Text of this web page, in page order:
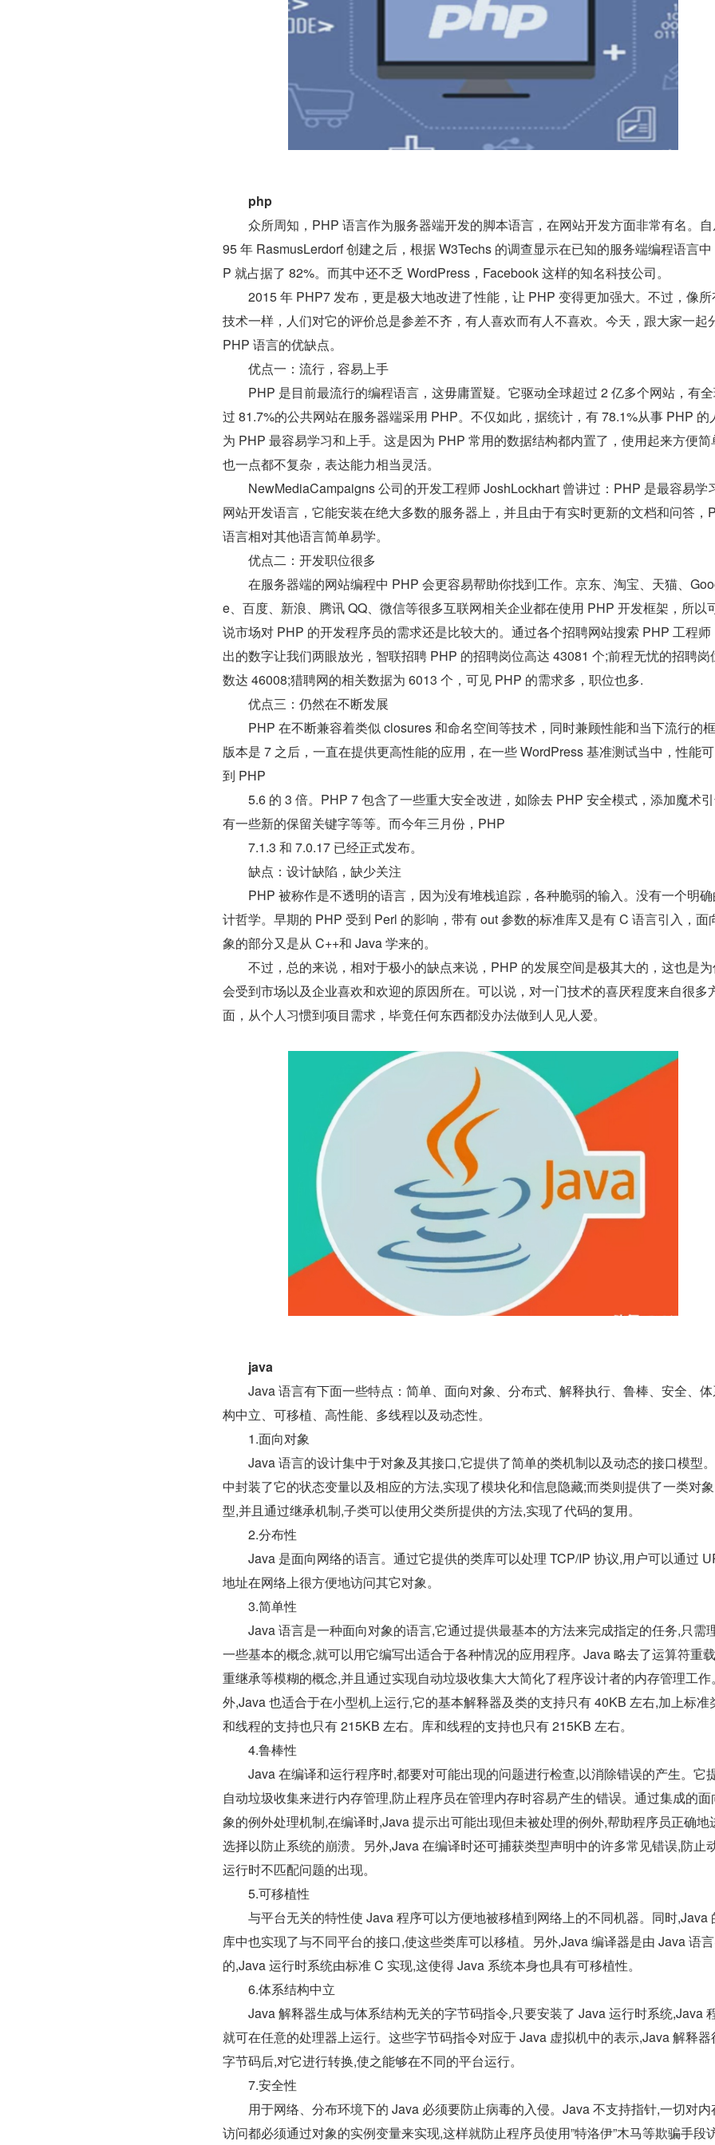
php
众所周知，PHP 语言作为服务器端开发的脚本语言，在网站开发方面非常有名。
95 年 RasmusLerdorf 创建之后，根据 W3Techs 的调查显示在已知的服务端编程语言
P 就占据了 82%。而其中还不乏 WordPress，Facebook 这样的知名科技公司。
2015 年 PHP7 发布，更是极大地改进了性能，让 PHP 变得更加强大。不过，像所
技术一样，人们对它的评价总是参差不齐，有人喜欢而有人不喜欢。今天，跟大家一起
PHP 语言的优缺点。
优点一：流行，容易上手
PHP 是目前最流行的编程语言，这毋庸置疑。它驱动全球超过 2 亿多个网站，有
过 81.7%的公共网站在服务器端采用 PHP。不仅如此，据统计，有 78.1%从事 PHP 的
为 PHP 最容易学习和上手。这是因为 PHP 常用的数据结构都内置了，使用起来方便简
也一点都不复杂，表达能力相当灵活。
NewMediaCampaigns 公司的开发工程师 JoshLockhart 曾讲过：PHP 是最容易学
网站开发语言，它能安装在绝大多数的服务器上，并且由于有实时更新的文档和问答，
语言相对其他语言简单易学。
优点二：开发职位很多
在服务器端的网站编程中 PHP 会更容易帮助你找到工作。京东、淘宝、天猫、
e、百度、新浪、腾讯 QQ、微信等很多互联网相关企业都在使用 PHP 开发框架，所以
说市场对 PHP 的开发程序员的需求还是比较大的。通过各个招聘网站搜索 PHP 工程师
出的数字让我们两眼放光，智联招聘 PHP 的招聘岗位高达 43081 个;前程无忧的招聘岗
数达 46008;猎聘网的相关数据为 6013 个，可见 PHP 的需求多，职位也多.
优点三：仍然在不断发展
PHP 在不断兼容着类似 closures 和命名空间等技术，同时兼顾性能和当下流行的
版本是 7 之后，一直在提供更高性能的应用，在一些 WordPress 基准测试当中，性能
到 PHP
5.6 的 3 倍。PHP 7 包含了一些重大安全改进，如除去 PHP 安全模式，添加魔术
有一些新的保留关键字等等。而今年三月份，PHP
7.1.3 和 7.0.17 已经正式发布。
缺点：设计缺陷，缺少关注
PHP 被称作是不透明的语言，因为没有堆栈追踪，各种脆弱的输入。没有一个明
计哲学。早期的 PHP 受到 Perl 的影响，带有 out 参数的标准库又是有 C 语言引入，面
象的部分又是从 C++和 Java 学来的。
不过，总的来说，相对于极小的缺点来说，PHP 的发展空间是极其大的，这也是
会受到市场以及企业喜欢和欢迎的原因所在。可以说，对一门技术的喜厌程度来自很多
面，从个人习惯到项目需求，毕竟任何东西都没办法做到人见人爱。
java
Java 语言有下面一些特点：简单、面向对象、分布式、解释执行、鲁棒、安全、
构中立、可移植、高性能、多线程以及动态性。
1.面向对象
Java 语言的设计集中于对象及其接口,它提供了简单的类机制以及动态的接口模型
中封装了它的状态变量以及相应的方法,实现了模块化和信息隐藏;而类则提供了一类对
型,并且通过继承机制,子类可以使用父类所提供的方法,实现了代码的复用。
2.分布性
Java 是面向网络的语言。通过它提供的类库可以处理 TCP/IP 协议,用户可以通过
地址在网络上很方便地访问其它对象。
3.简单性
Java 语言是一种面向对象的语言,它通过提供最基本的方法来完成指定的任务,只需
一些基本的概念,就可以用它编写出适合于各种情况的应用程序。Java 略去了运算符重
重继承等模糊的概念,并且通过实现自动垃圾收集大大简化了程序设计者的内存管理工作
外,Java 也适合于在小型机上运行,它的基本解释器及类的支持只有 40KB 左右,加上标准
和线程的支持也只有 215KB 左右。库和线程的支持也只有 215KB 左右。
4.鲁棒性
Java 在编译和运行程序时,都要对可能出现的问题进行检查,以消除错误的产生。它
自动垃圾收集来进行内存管理,防止程序员在管理内存时容易产生的错误。通过集成的面
象的例外处理机制,在编译时,Java 提示出可能出现但未被处理的例外,帮助程序员正确地
选择以防止系统的崩溃。另外,Java 在编译时还可捕获类型声明中的许多常见错误,防止
运行时不匹配问题的出现。
5.可移植性
与平台无关的特性使 Java 程序可以方便地被移植到网络上的不同机器。同时,Java
库中也实现了与不同平台的接口,使这些类库可以移植。另外,Java 编译器是由 Java 语
的,Java 运行时系统由标准 C 实现,这使得 Java 系统本身也具有可移植性。
6.体系结构中立
Java 解释器生成与体系结构无关的字节码指令,只要安装了 Java 运行时系统,Java
就可在任意的处理器上运行。这些字节码指令对应于 Java 虚拟机中的表示,Java 解释器
字节码后,对它进行转换,使之能够在不同的平台运行。
7.安全性
用于网络、分布环境下的 Java 必须要防止病毒的入侵。Java 不支持指针,一切对内
访问都必须通过对象的实例变量来实现,这样就防止程序员使用”特洛伊”木马等欺骗手段